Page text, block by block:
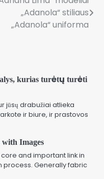
„Adanola“ stiliaus
„Adanola“ uniforma
kurias turėtų turėti
jūsų drabužiai atlieka
ir biure, ir prastovos
Images
and important link in
Generally fabric